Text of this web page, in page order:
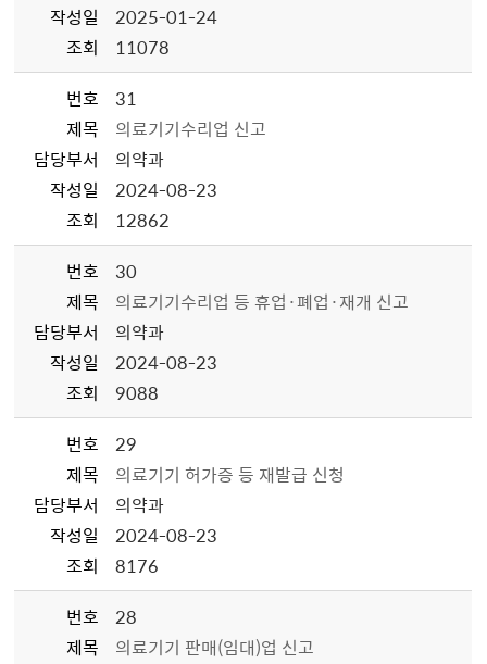
작성일
2025-01-24
조회
11078
번호
31
제목
의료기기수리업 신고
담당부서
의약과
작성일
2024-08-23
조회
12862
번호
30
제목
의료기기수리업 등 휴업·폐업·재개 신고
담당부서
의약과
작성일
2024-08-23
조회
9088
번호
29
제목
의료기기 허가증 등 재발급 신청
담당부서
의약과
작성일
2024-08-23
조회
8176
번호
28
제목
의료기기 판매(임대)업 신고